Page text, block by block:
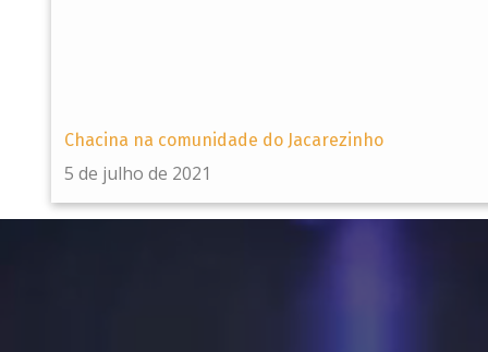
Chacina na comunidade do Jacarezinho
5 de julho de 2021